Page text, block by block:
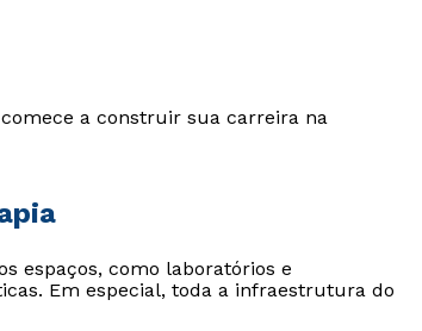
a construir sua carreira na
espaços, como laboratórios e
Em especial, toda a infraestrutura do